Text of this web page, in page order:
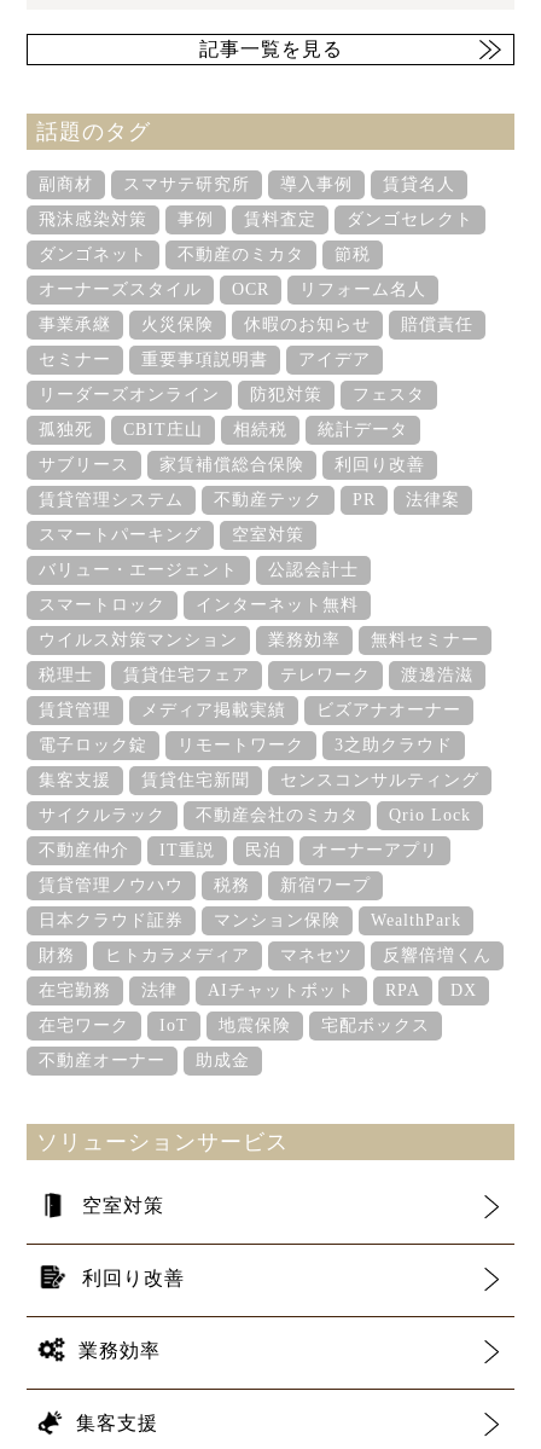
記事一覧を見る
話題のタグ
副商材 スマサテ研究所 導入事例
賃貸名人
飛沫感染対策
事例 賃料査定
ダンゴセレクト
ダンゴネット
不動産のミカタ
節税
オーナーズスタイル
OCR
リフォーム名人
事業承継
火災保険 休暇のお知らせ
賠償責任
セミナー
重要事項説明書
アイデア
リーダーズオンライン
防犯対策
フェスタ
孤独死
CBIT庄山 相続税
統計データ
サブリース
家賃補償総合保険
利回り改善
賃貸管理システム
不動産テック PR
法律案
スマートパーキング
空室対策
バリュー・エージェント
公認会計士
スマートロック
インターネット無料
ウイルス対策マンション
業務効率
無料セミナー
税理士
賃貸住宅フェア テレワーク
渡邊浩滋
賃貸管理
メディア掲載実績
ビズアナオーナー
電子ロック錠
リモートワーク
3之助クラウド
集客支援
賃貸住宅新聞
センスコンサルティング
サイクルラック
不動産会社のミカタ
Qrio Lock
不動産仲介
IT重説 民泊
オーナーアプリ
賃貸管理ノウハウ
税務
新宿ワープ
日本クラウド証券
マンション保険
WealthPark
財務
ヒトカラメディア マネセツ
反響倍増くん
在宅勤務
法律 AIチャットボット RPA
DX
在宅ワーク
IoT 地震保険
宅配ボックス
不動産オーナー
助成金
ソリューションサービス
空室対策
利回り改善
業務効率
集客支援